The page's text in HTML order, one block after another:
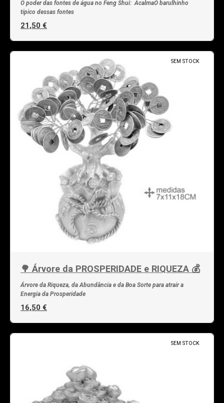
O poder das fontes de água no Feng Shui: AcalmaO barulhinho
típico dessas fontes
21,50 €
SEM STOCK
🌳 Árvore da PROSPERIDADE e RIQUEZA 💰
Árvore da Riqueza, da Abundância e da Boa Sorte para atrair a
Energia da Prosperidade
16,50 €
SEM STOCK